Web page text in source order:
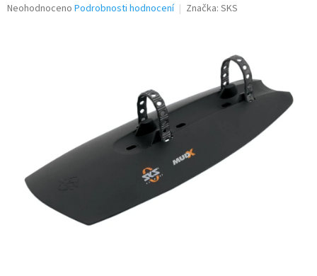
Průměrné
Neohodnoceno Podrobnosti hodnocení Značka: SKS